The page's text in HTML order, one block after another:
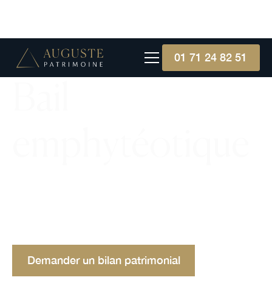
01 71 24 82 51
Demander un bilan patrimonial